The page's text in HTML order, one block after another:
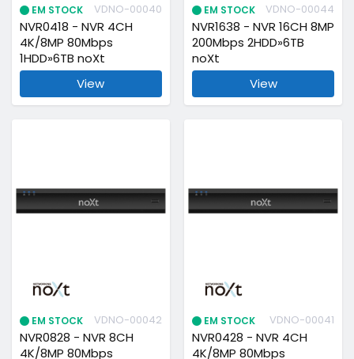
EM STOCK VDNO-00040
NVR0418 - NVR 4CH
4K/8MP 80Mbps
1HDD»6TB noXt
View
EM STOCK VDNO-00044
NVR1638 - NVR 16CH 8MP
200Mbps 2HDD»6TB
noXt
View
EM STOCK VDNO-00042
NVR0828 - NVR 8CH
4K/8MP 80Mbps
EM STOCK VDNO-00041
NVR0428 - NVR 4CH
4K/8MP 80Mbps